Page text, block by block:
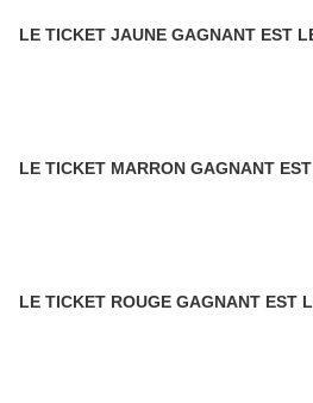
LE TICKET JAUNE GAGNANT EST
LE TICKET MARRON GAGNANT
LE TICKET ROUGE GAGNANT EST